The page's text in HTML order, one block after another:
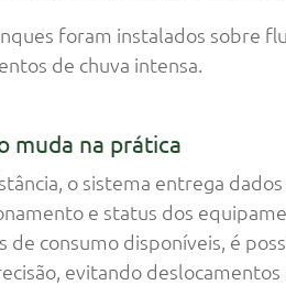
foram instalados sobre
de chuva intensa.
muda na prática
o sistema entrega
e status dos
de consumo disponíveis, é
evitando